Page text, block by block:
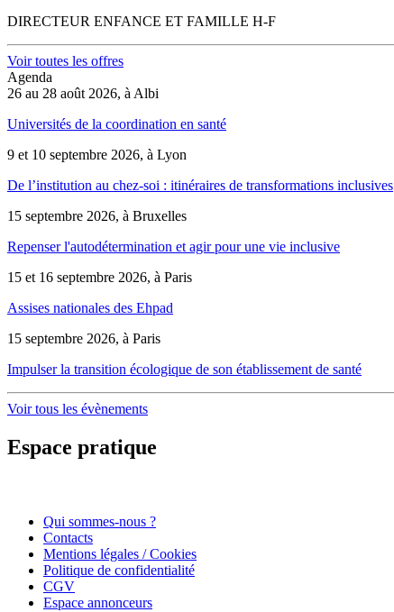
DIRECTEUR ENFANCE ET FAMILLE H-F
Voir toutes les offres
Agenda
26 au 28 août 2026, à Albi
Universités de la coordination en santé
9 et 10 septembre 2026, à Lyon
De l’institution au chez-soi : itinéraires de transformations inclusives
15 septembre 2026, à Bruxelles
Repenser l'autodétermination et agir pour une vie inclusive
15 et 16 septembre 2026, à Paris
Assises nationales des Ehpad
15 septembre 2026, à Paris
Impulser la transition écologique de son établissement de santé
Voir tous les évènements
Espace pratique
Qui sommes-nous ?
Contacts
Mentions légales / Cookies
Politique de confidentialité
CGV
Espace annonceurs